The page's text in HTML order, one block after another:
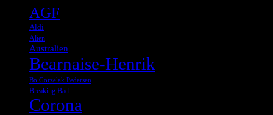
AGF
Aldi
Alien
Australien
Bearnaise-Henrik
Bo Gorzelak Pedersen
Breaking Bad
Corona